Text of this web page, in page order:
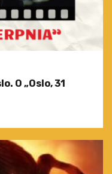
O „Oslo, 31